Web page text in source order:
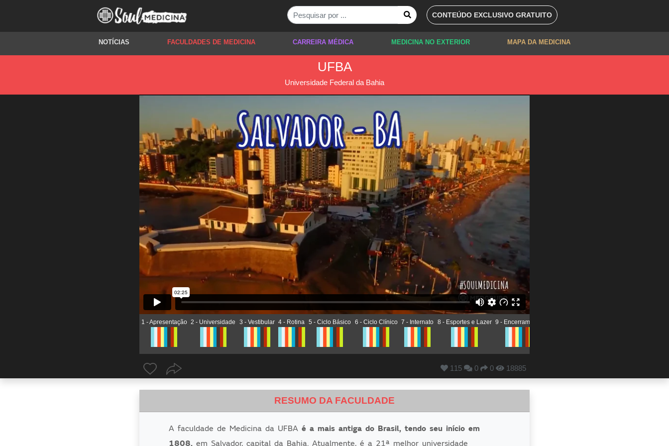
CONTEÚDO EXCLUSIVO GRATUITO
NOTÍCIAS FACULDADES DE MEDICINA CARREIRA MÉDICA MEDICINA NO EXTERIOR MAPA DA MEDICINA
UFBA
Universidade Federal da Bahia
1 - Apresentação 2 - Universidade 3 - Vestibular 4 - Rotina 5 - Ciclo Básico 6 - Ciclo Clínico 7 - Internato 8 - Esportes e Lazer 9 - Encerramento
115 0 0 18885
RESUMO DA FACULDADE
A faculdade de Medicina da UFBAé a mais antiga do Brasil, tendo seu início em
1808, em Salvador, capital da Bahia. Atualmente, é a 21ª melhor universidade